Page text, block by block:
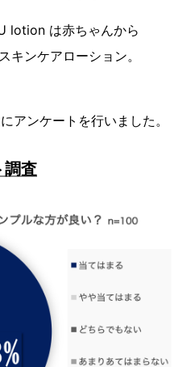
lotion は赤ちゃんから
キンケアローション。
アンケートを行いました。
調査